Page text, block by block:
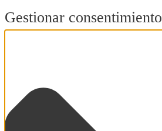
Gestionar consentimiento